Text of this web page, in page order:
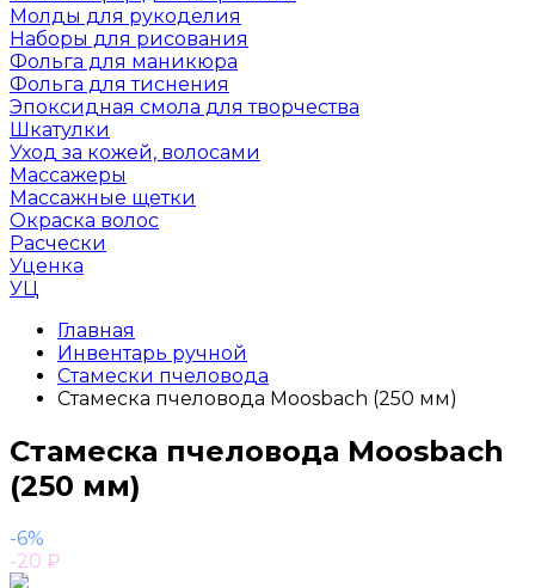
Молды для рукоделия
Наборы для рисования
Фольга для маникюра
Фольга для тиснения
Эпоксидная смола для творчества
Шкатулки
Уход за кожей, волосами
Массажеры
Массажные щетки
Окраска волос
Расчески
Уценка
УЦ
Главная
Инвентарь ручной
Стамески пчеловода
Стамеска пчеловода Moosbach (250 мм)
Стамеска пчеловода Moosbach
(250 мм)
-6%
-20 ₽